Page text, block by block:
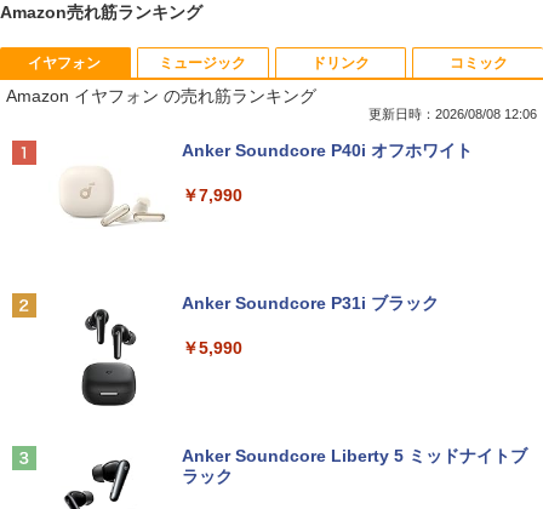
1
バッファロー HD-LE4U3-BB USB3.2(Ge
n.1)対応外付けHDD 4TB ブラック
￥21,250
1TB 13.3インチ HDMI搭載 WEBカメラ5
rosoftOffice2024可 Windows11 送料無
1
【★最大100%ポイント】おまかせ 中古
パソコン Windows XP Celeron or Core
2 メモリ 4GB HDD 250GB DVDドライブ
安心保証 初期設定不要
￥9,980
2
【中古】純正ATI Apple Radeon HD 577
0 1GB ビデオカード Mac Pro デスクト
Windows11 中古パソコン EPSON エプ
ソン Endeavor ST20E Celeron N3160
1
HP ProDisplay P19A 19インチ スクエア
ブラック LED液晶モニター 薄型 ノング
レア 液晶ディスプレイ 1280x1024 SXG
5L 21.5 インチフル HD 液晶モニター HD
MI VGA 入力 角度調整可能
￥4,200
3
21.5インチワイド ホワイト LCD LEDバ
ックライト フルHD（1920x1080） 16:9
1
【予約商品】嘘喰い コミック 全巻セット
（全49巻セット・完結）迫稔雄 「透明カ
￥23,080
ット 21巻セット／山本博文
]
Amazon売れ筋ランキング
イヤフォン
Amazon イヤフォン の売れ筋ランキング
更新日時：2026/08/08 12:06
Anker Soundcore P40i オフホワイト
￥7,990
Anker Soundcore P31i ブラック
￥5,990
Anker Soundcore Liberty 5 ミッドナイトブ
ラック
ミュージック ドリンク コミック